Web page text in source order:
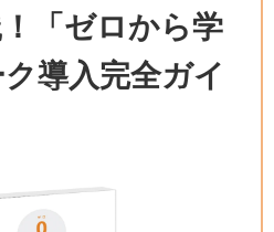
「ゼロから学
導入完全ガイ